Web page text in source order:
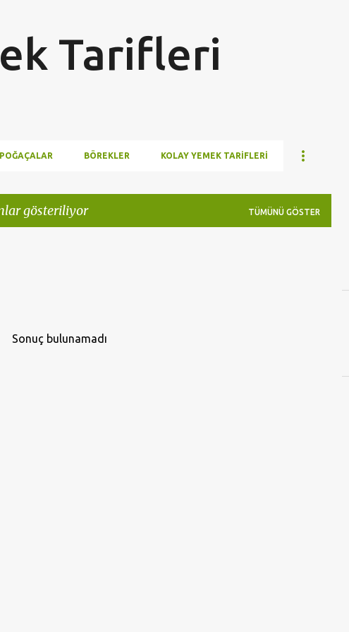
Tarifleri
POĞAÇALAR BÖREKLER KOLAY YEMEK TARIFLERI
gösteriliyor TÜMÜNÜ GÖSTER
Sonuç bulunamadı